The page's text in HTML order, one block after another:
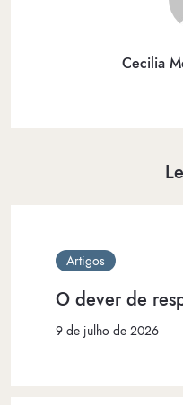
Cecilia
Artigos
O dever de
9 de julho de 2026